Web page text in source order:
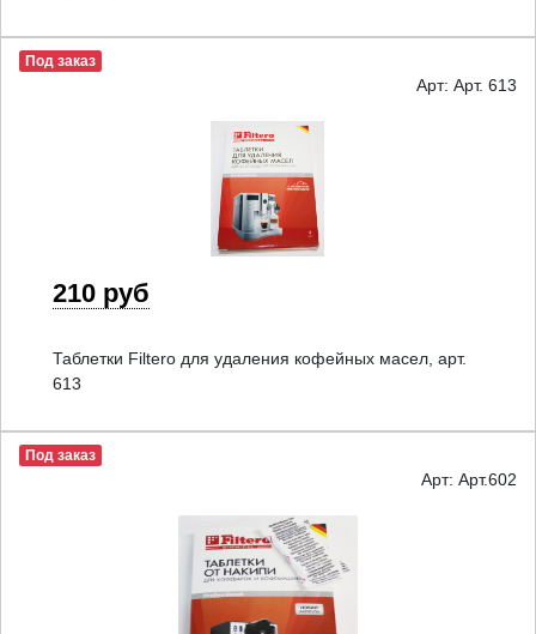
Под заказ
Арт: Арт. 613
210 руб
Таблетки Filtero для удаления кофейных масел, арт.
613
Под заказ
Арт: Арт.602